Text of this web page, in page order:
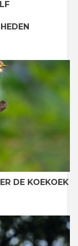
DE KOEKOEK